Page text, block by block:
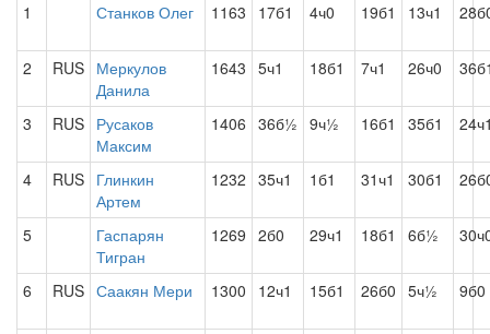
1
Станков Олег 1163 17б1 4ч0 19б1 13ч1
2 RUS Меркулов
Данила
1643 5ч1 18б1 7ч1 26ч0
3 RUS Русаков
Максим
1406 36б½ 9ч½ 16б1 35б1
4 RUS Глинкин
Артем
1232 35ч1 1б1 31ч1 30б1
5
Гаспарян
Тигран
1269 2б0 29ч1 18б1 6б½
6 RUS Саакян Мери 1300 12ч1 15б1 26б0 5ч½ 9б0